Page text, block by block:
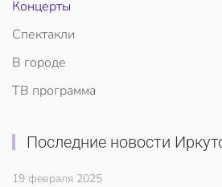
Концерты
Спектакли
В городе
ТВ программа
Последние новости
19 февраля 2025